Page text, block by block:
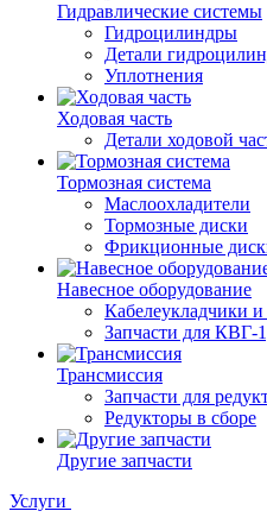
Гидравлические системы
Гидроцилиндры
Детали
Уплотнения
Ходовая часть
Детали ходовой
Тормозная система
Маслоохладители
Тормозные диски
Фрикционные
Навесное оборудование
Кабелеукладчики
Запчасти для
Трансмиссия
Запчасти для
Редукторы в сборе
Другие запчасти
Услуги